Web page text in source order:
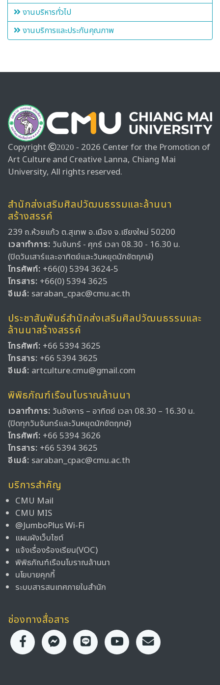
งานบริหารทั่วไป
งานบริการและประกันคุณภาพ
Copyright 2020 - 2026 Center for the Promotion of
Art Culture and Creative Lanna, Chiang Mai
University, All rights reserved.
สำนักส่งเสริมศิลปวัฒนธรรมและล้านนา
สร้างสรรค์
239 ถ.ห้วยแก้ว ต.สุเทพ อ.เมือง จ.เชียงใหม่ 50200
เวลาทำการ: วันจันทร์ - ศุกร์ เวลา 08.30 - 16.30 น.
(ปิดวันเสาร์และอาทิตย์และวันหยุดนักขัตฤกษ์)
โทรศัพท์: +66(0) 5394 3624-5
โทรสาร: +66(0) 5394 3625
อีเมล์: saraban_cpac@cmu.ac.th
ประชาสัมพันธ์สำนักส่งเสริมศิลปวัฒนธรรมและ
ล้านนาสร้างสรรค์
โทรศัพท์: +66 5394 3625
โทรสาร: +66 5394 3625
อีเมล์: artculture.cmu@gmail.com
พิพิธภัณฑ์เรือนโบราณล้านนา
เวลาทำการ: วันอังคาร – อาทิตย์ เวลา 08.30 – 16.30 น.
(ปิดทุกวันจันทร์และวันหยุดนักขัตฤกษ์)
โทรศัพท์: +66 5394 3626
โทรสาร: +66 5394 3625
อีเมล์: saraban_cpac@cmu.ac.th
บริการสำคัญ
CMU Mail
CMU MIS
@JumboPlus Wi-Fi
แผนผังเว็บไซต์
แจ้งเรื่องร้องเรียน(VOC)
พิพิธภัณฑ์เรือนโบราณล้านนา
นโยบายคุกกี้
ระบบสารสนเทศภายในสำนัก
ช่องทางสื่อสาร